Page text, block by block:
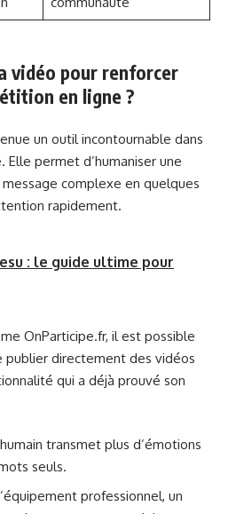
vidéo pour renforcer
en ligne ?
un outil incontournable dans
permet d’humaniser une
complexe en quelques
rapidement.
: le guide ultime pour
OnParticipe.fr, il est possible
publier directement des vidéos
qui a déjà prouvé son
transmet plus d’émotions
seuls.
professionnel, un